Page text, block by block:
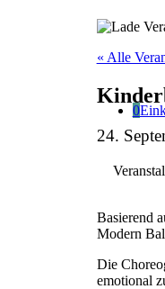
0
« Alle
24.
Basierend
Modern
Die
emotional